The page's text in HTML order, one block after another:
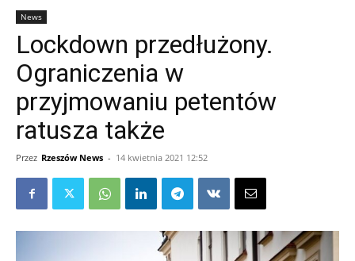
News
Lockdown przedłużony.
Ograniczenia w
przyjmowaniu petentów
ratusza także
Przez Rzeszów News - 14 kwietnia 2021 12:52